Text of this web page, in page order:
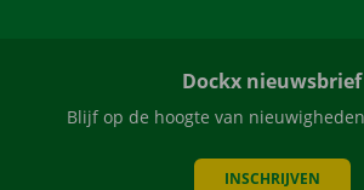
Dockx nieuwsbrief
Blijf op de hoogte van
INSCHRIJVEN